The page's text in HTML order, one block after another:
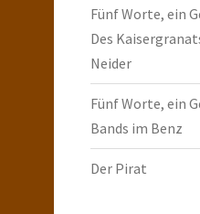
Fünf Worte, ein
Des
Neider
Fünf Worte, ein
Bands im Benz
Der Pirat